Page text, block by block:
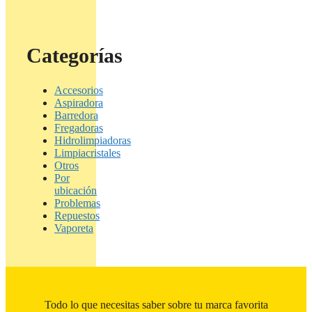
Categorías
Accesorios
Aspiradora
Barredora
Fregadoras
Hidrolimpiadoras
Limpiacristales
Otros
Por
ubicación
Problemas
Repuestos
Vaporeta
Todo lo que necesitas saber sobre tu marca favorita